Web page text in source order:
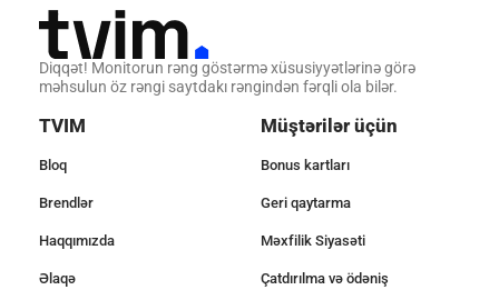
Diqqət! Monitorun rəng göstərmə xüsusiyyətlərinə görə
məhsulun öz rəngi saytdakı rəngindən fərqli ola bilər.
TVIM
Bloq
Brendlər
Haqqımızda
Əlaqə
Müştərilər üçün
Bonus kartları
Geri qaytarma
Məxfilik Siyasəti
Çatdırılma və ödəniş